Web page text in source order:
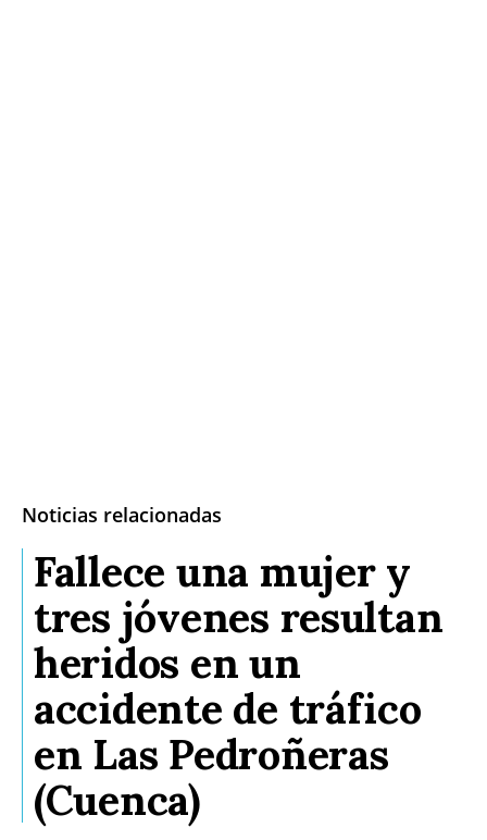
Noticias relacionadas
Fallece una mujer y
tres jóvenes resultan
heridos en un
accidente de tráfico
en Las Pedroñeras
(Cuenca)